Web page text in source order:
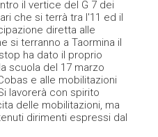
il vertice del G 7 dei
che si terrà tra l'11 ed il
diretta alle
si terranno a Taormina il
ha dato il proprio
scuola del 17 marzo
e alle mobilitazioni
lavorerà con spirito
delle mobilitazioni, ma
dirimenti espressi dal